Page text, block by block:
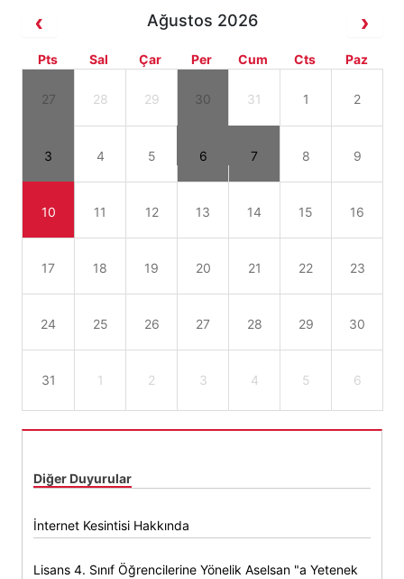
Ağustos 2026
Pts Sal Çar Per Cum Cts Paz
27 28 29 30 31 1 2
3 4 5 6 7 8 9
10 11 12 13 14 15 16
17 18 19 20 21 22 23
24 25 26 27 28 29 30
31 1 2 3 4 5 6
Diğer Duyurular
İnternet Kesintisi Hakkında
Lisans 4. Sınıf Öğrencilerine Yönelik Aselsan "a Yetenek